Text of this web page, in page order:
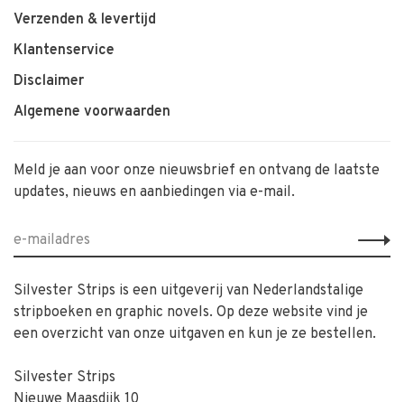
Verzenden & levertijd
Klantenservice
Disclaimer
Algemene voorwaarden
Meld je aan voor onze nieuwsbrief en ontvang de laatste
updates, nieuws en aanbiedingen via e-mail.
Silvester Strips is een uitgeverij van Nederlandstalige
stripboeken en graphic novels. Op deze website vind je
een overzicht van onze uitgaven en kun je ze bestellen.
Silvester Strips